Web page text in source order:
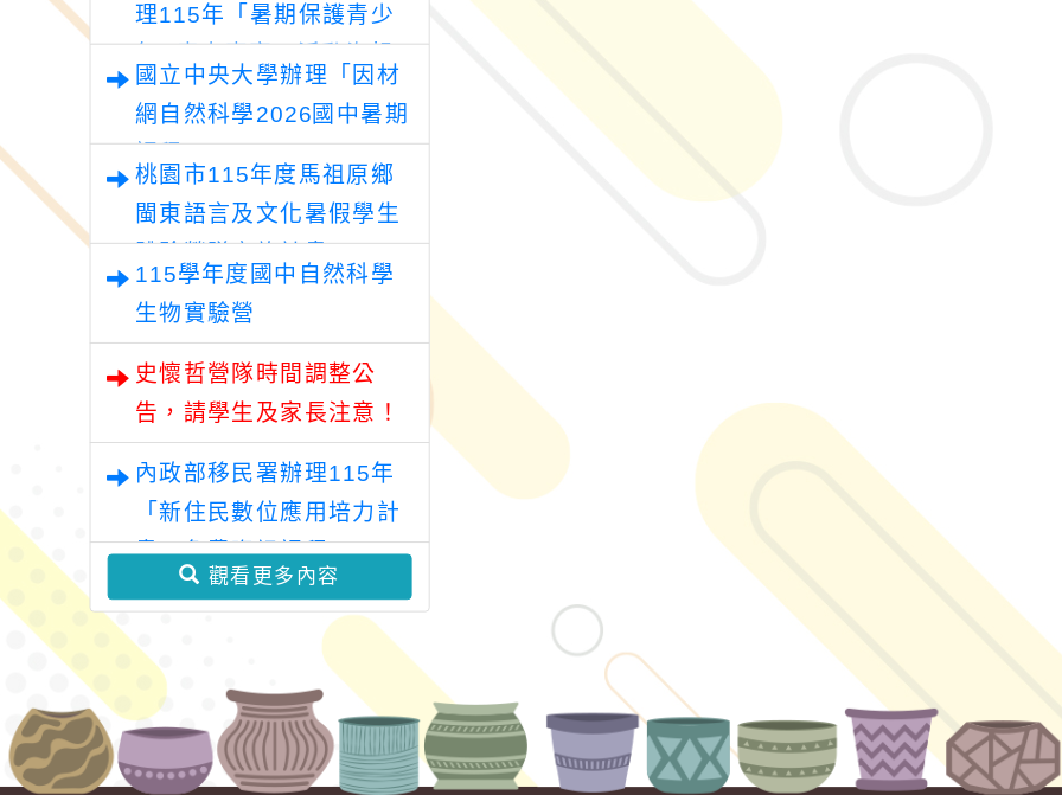
理115年「暑期保護青少
年─青春專案」活動海報1
份，歡迎報名參加，請查
照。
國立中央大學辦理「因材
網自然科學2026國中暑期
桃園市115年度馬祖原鄉
閩東語言及文化暑假學生
115學年度國中自然科學
生物實驗營
史懷哲營隊時間調整公
告，請學生及家長注意！
內政部移民署辦理115年
「新住民數位應用培力計
畫」免費資訊課程
觀看更多內容